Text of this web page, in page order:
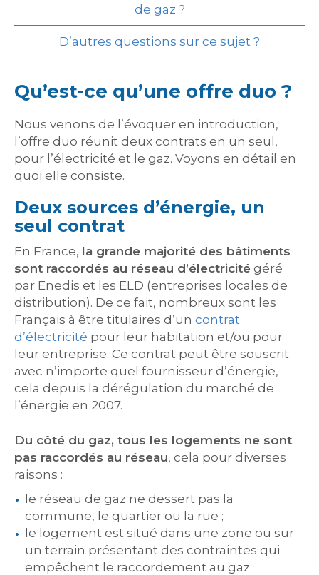
de gaz ?
D’autres questions sur ce sujet ?
Qu’est-ce qu’une offre duo ?
Nous venons de l’évoquer en introduction,
l’offre duo réunit deux contrats en un seul,
pour l’électricité et le gaz. Voyons en détail en
quoi elle consiste.
Deux sources d’énergie, un
seul contrat
En France, la grande majorité des bâtiments
sont raccordés au réseau d’électricité géré
par Enedis et les ELD (entreprises locales de
distribution). De ce fait, nombreux sont les
Français à être titulaires d’un contrat
d’électricité pour leur habitation et/ou pour
leur entreprise. Ce contrat peut être souscrit
avec n’importe quel fournisseur d’énergie,
cela depuis la dérégulation du marché de
l’énergie en 2007.
Du côté du gaz, tous les logements ne sont
pas raccordés au réseau, cela pour diverses
raisons :
le réseau de gaz ne dessert pas la
commune, le quartier ou la rue ;
le logement est situé dans une zone ou sur
un terrain présentant des contraintes qui
empêchent le raccordement au gaz